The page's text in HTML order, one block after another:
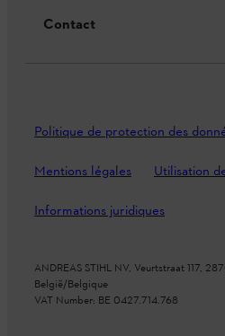
Contact
Politique de protection des
Mentions légales Utilisation
Informations juridiques
ANDREAS STIHL NV, Veurtstraat 117,
België/Belgique
VAT Number: BE 0427.714.768